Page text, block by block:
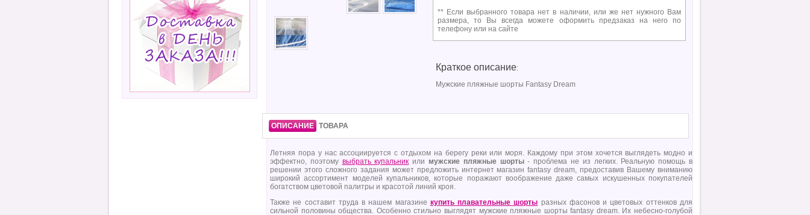
** Если выбранного товара нет в наличии, или же нет нужного Вам
размера, то Вы всегда можете оформить предзаказ на него по
телефону или на сайте
Краткое описание:
Мужские пляжные шорты Fantasy Dream
ОПИСАНИЕ ТОВАРА
Летняя пора у нас ассоциируется с отдыхом на берегу реки или моря. Каждому при этом хочется выглядеть модно и
эффектно, поэтому выбрать купальник или мужские пляжные шорты- проблема не из легких. Реальную помощь в
решении этого сложного задания может предложить интернет магазин fantasy dream, предоставив Вашему вниманию
широкий ассортимент моделей купальников, которые поражают воображение даже самых искушенных покупателей
богатством цветовой палитры и красотой линий кроя.
Также не составит труда в нашем магазине купить плавательные шорты разных фасонов и цветовых оттенков для
сильной половины общества. Особенно стильно выглядят мужские пляжные шорты fantasy dream. Их небесно-голубой